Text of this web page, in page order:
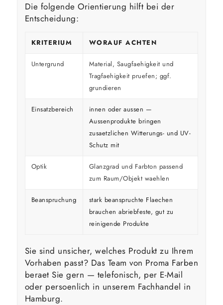
Die folgende Orientierung hilft bei der
Entscheidung:
KRITERIUM WORAUF ACHTEN
Untergrund
Material, Saugfaehigkeit und
Tragfaehigkeit pruefen; ggf.
grundieren
Einsatzbereich
innen oder aussen —
Aussenprodukte bringen
zusaetzlichen Witterungs- und UV-
Schutz mit
Optik
Glanzgrad und Farbton passend
zum Raum/Objekt waehlen
Beanspruchung
stark beanspruchte Flaechen
brauchen abriebfeste, gut zu
reinigende Produkte
Sie sind unsicher, welches Produkt zu Ihrem
Vorhaben passt? Das Team von Proma Farben
beraet Sie gern — telefonisch, per E-Mail
oder persoenlich in unserem Fachhandel in
Hamburg.